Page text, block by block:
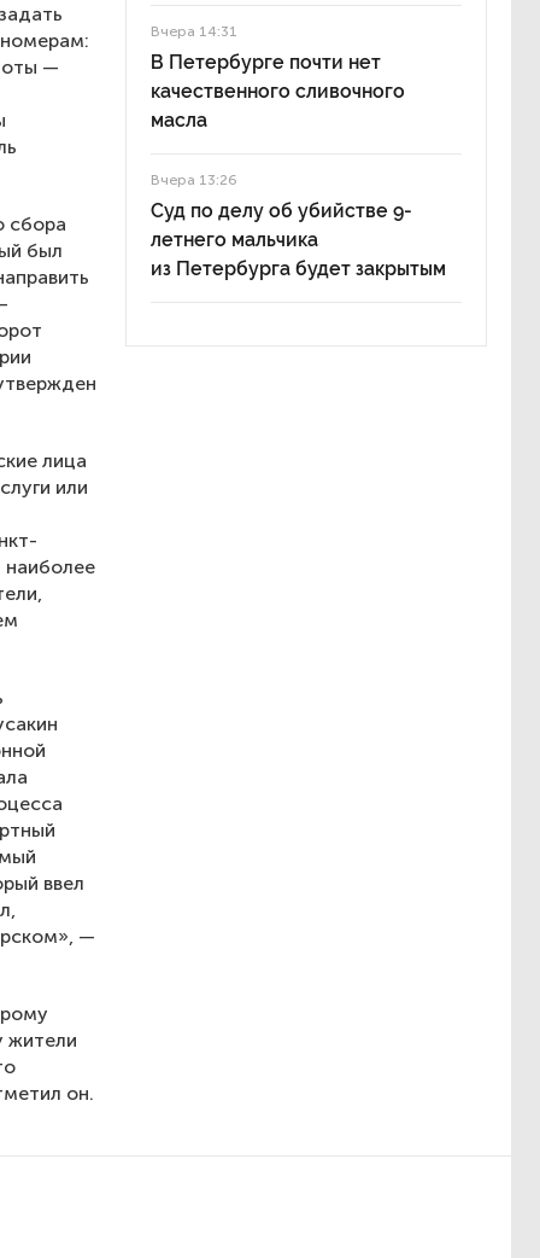
—
сбора
был
лица
или
наиболее
ввел
—
жители
он.
Вчера 14:31
В Петербурге почти нет
качественного сливочного
масла
Вчера 13:26
Суд по делу об убийстве 9-
летнего мальчика
из Петербурга будет закрытым